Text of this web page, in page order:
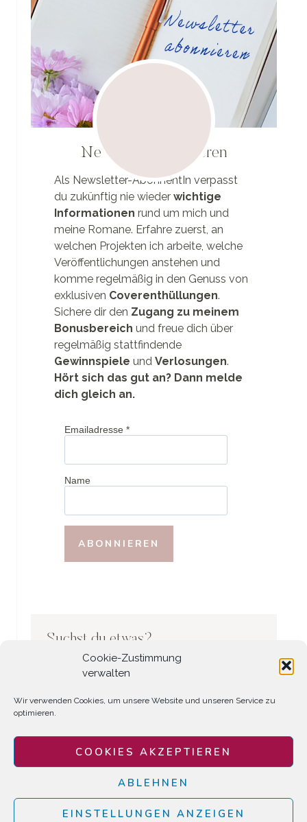
Cookie-Zustimmung
verwalten
Wir verwenden Cookies, um unsere Website und unseren Service zu
optimieren.
COOKIES AKZEPTIEREN
ABLEHNEN
EINSTELLUNGEN ANZEIGEN
UMWEGEN
Newsletter abonnieren
Als Newsletter-AbonnentIn verpasst
du zukünftig nie wiederwichtige
Informationen rund um mich und
meine Romane. Erfahre zuerst, an
welchen Projekten ich arbeite, welche
Veröffentlichungen anstehen und
komme regelmäßig in den Genuss von
exklusiven Coverenthüllungen.
Sichere dir den Zugang zu meinem
Bonusbereich und freue dich über
regelmäßig stattfindende
Gewinnspiele undVerlosungen.
Hört sich das gut an? Dann melde
dich gleich an.
Emailadresse*
Name
Suchst du etwas?
Search